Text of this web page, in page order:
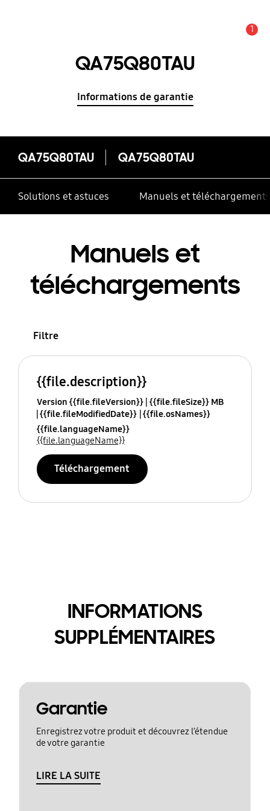
1
QA75Q80TAU
Informations de garantie
QA75Q80TAU QA75Q80TAU
Solutions et astuces Manuels et téléchargements
Manuels et
téléchargements
Filtre
{{file.description}}
Version {{file.fileVersion}} {{file.fileSize}} MB
{{file.fileModifiedDate}} {{file.osNames}}
{{file.languageName}}
{{file.languageName}}
Téléchargement
INFORMATIONS
SUPPLÉMENTAIRES
Garantie
Enregistrez votre produit et découvrez l’étendue
de votre garantie
LIRE LA SUITE